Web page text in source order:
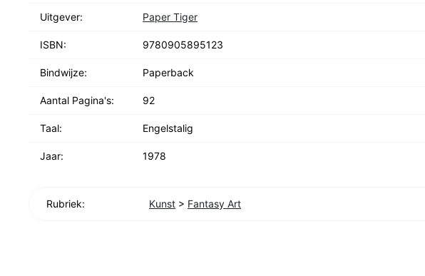
Uitgever: Paper Tiger
ISBN: 9780905895123
Bindwijze: Paperback
Aantal Pagina's: 92
Taal: Engelstalig
Jaar: 1978
Rubriek: Kunst > Fantasy Art